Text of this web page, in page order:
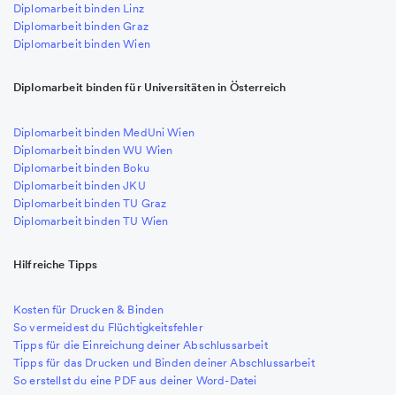
Diplomarbeit binden Linz
Diplomarbeit binden Graz
Diplomarbeit binden Wien
Diplomarbeit binden für Universitäten in Österreich
Diplomarbeit binden MedUni Wien
Diplomarbeit binden WU Wien
Diplomarbeit binden Boku
Diplomarbeit binden JKU
Diplomarbeit binden TU Graz
Diplomarbeit binden TU Wien
Hilfreiche Tipps
Kosten für Drucken & Binden
So vermeidest du Flüchtigkeitsfehler
Tipps für die Einreichung deiner Abschlussarbeit
Tipps für das Drucken und Binden deiner Abschlussarbeit
So erstellst du eine PDF aus deiner Word-Datei